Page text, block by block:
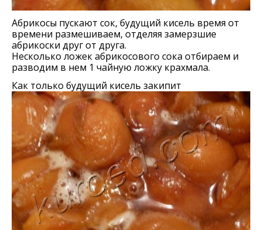
Абрикосы пускают сок, будущий кисель время от
времени размешиваем, отделяя замерзшие
абрикоски друг от друга.
Несколько ложек абрикосового сока отбираем и
разводим в нем 1 чайную ложку крахмала.
Как только будущий кисель закипит